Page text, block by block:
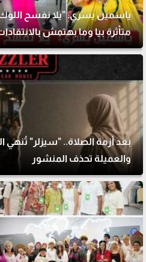
متأثرة بيا وما بهتمش
بعد أزمة الصلاة.. "سيزلر" تُنهي
والعميلة تحذف المنشور